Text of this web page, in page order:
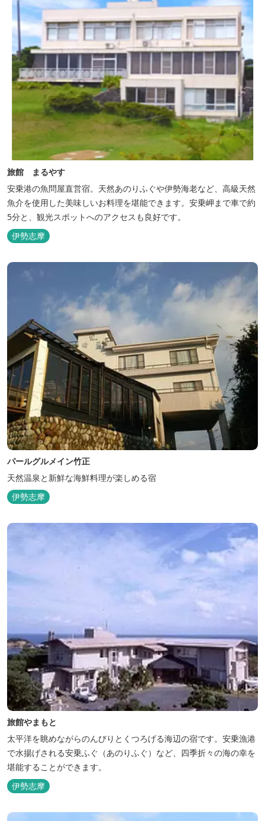
旅館 まるやす
安乗港の魚問屋直営宿。天然あのりふぐや伊勢海老など、高級天然
魚介を使用した美味しいお料理を堪能できます。安乗岬まで車で約
5分と、観光スポットへのアクセスも良好です。
伊勢志摩
パールグルメイン竹正
天然温泉と新鮮な海鮮料理が楽しめる宿
伊勢志摩
旅館やまもと
太平洋を眺めながらのんびりとくつろげる海辺の宿です。安乗漁港
で水揚げされる安乗ふぐ（あのりふぐ）など、四季折々の海の幸を
堪能することができます。
伊勢志摩